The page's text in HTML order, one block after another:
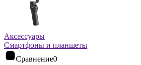
Аксессуары
Смартфоны и планшеты
Сравнение0